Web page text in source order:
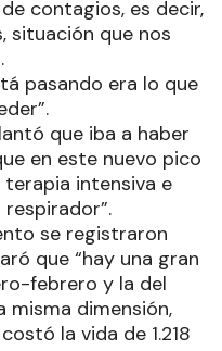
contagios, es decir,
situación que nos
pasando era lo que
que iba a haber
en este nuevo pico
terapia intensiva e
se registraron
que “hay una gran
febrero y la del
misma dimensión,
la vida de 1.218